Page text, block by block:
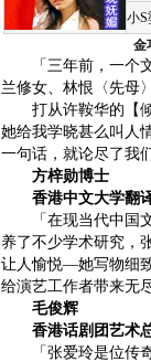
小S
金
「三年前，一个文
兰修女、林恨〈先母
打从许鞍华的【倾
她给我学晓甚么叫人
一句话，就论尽了我
方梓勋博士
香港中文大学翻译
「在现当代中国文
养了不少学术研究，
让人愉悦—她写物细
给演艺工作者带来无
毛俊辉
香港话剧团艺术
「张爱玲是位传奇